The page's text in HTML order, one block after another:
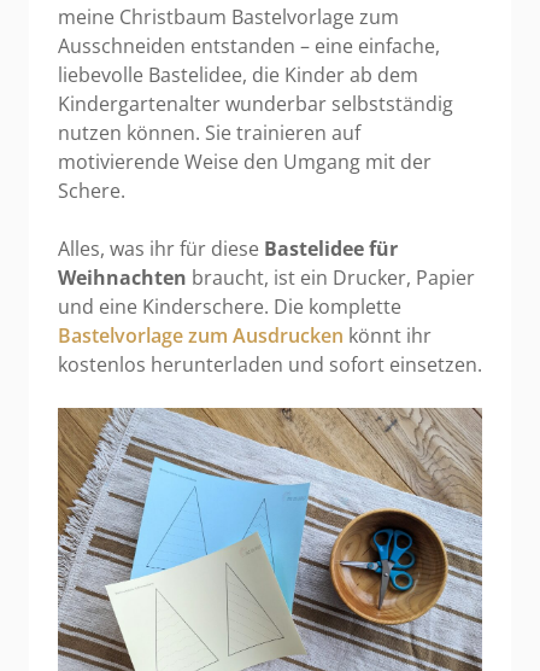
meine Christbaum Bastelvorlage zum
Ausschneiden entstanden – eine einfache,
liebevolle Bastelidee, die Kinder ab dem
Kindergartenalter wunderbar selbstständig
nutzen können. Sie trainieren auf
motivierende Weise den Umgang mit der
Schere.
Alles, was ihr für diese Bastelidee für
Weihnachten braucht, ist ein Drucker, Papier
und eine Kinderschere. Die komplette
Bastelvorlage zum Ausdrucken könnt ihr
kostenlos herunterladen und sofort einsetzen.